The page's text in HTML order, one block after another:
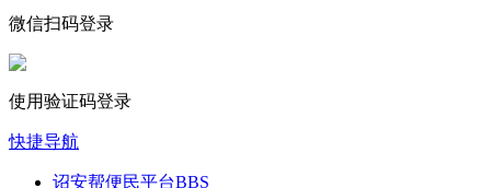
微信扫码登录
使用验证码登录
快捷导航
诏安帮便民平台BBS